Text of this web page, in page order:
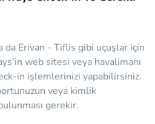
da Erivan - Tiflis gibi uçuşlar için
web sitesi veya havalimanı
in işlemlerinizi yapabilirsiniz.
veya kimlik
gerekir.